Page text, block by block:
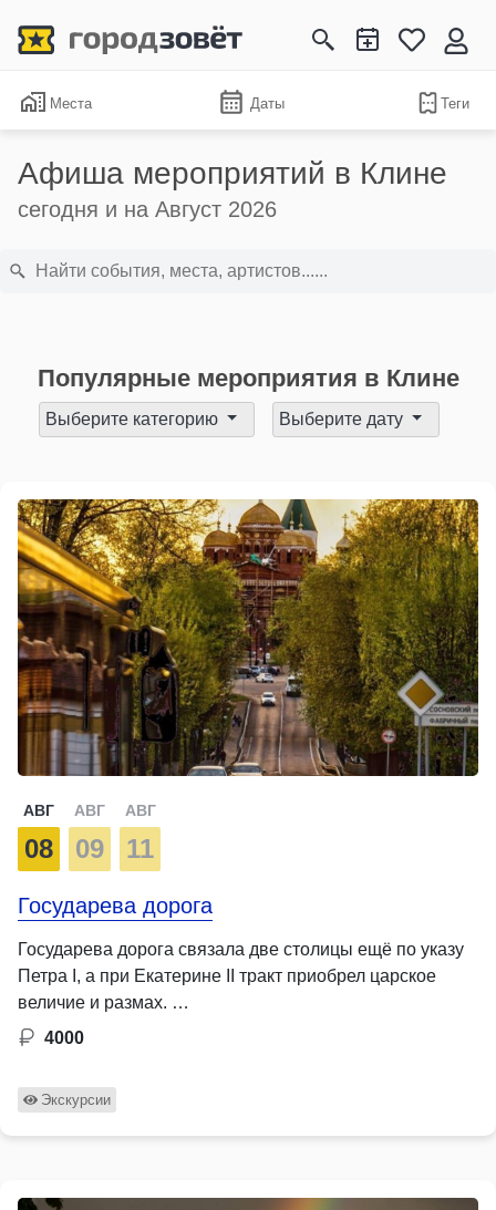
Места Даты Теги
Афиша мероприятий в Клине
сегодня и на Август 2026
Популярные мероприятия в Клине
Выберите категорию Выберите дату
АВГ
08
АВГ
09
АВГ
11
Государева дорога
Государева дорога связала две столицы ещё по указу
Петра I, а при Екатерине II тракт приобрел царское
величие и размах. …
4000
Экскурсии